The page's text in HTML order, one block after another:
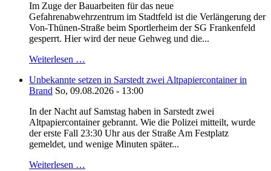
Im Zuge der Bauarbeiten für das neue
Gefahrenabwehrzentrum im Stadtfeld ist die Verlängerung der
Von-Thünen-Straße beim Sportlerheim der SG Frankenfeld
gesperrt. Hier wird der neue Gehweg und die...
Weiterlesen …
Unbekannte setzen in Sarstedt zwei Altpapiercontainer in
Brand So, 09.08.2026 - 13:00
In der Nacht auf Samstag haben in Sarstedt zwei
Altpapiercontainer gebrannt. Wie die Polizei mitteilt, wurde
der erste Fall 23:30 Uhr aus der Straße Am Festplatz
gemeldet, und wenige Minuten später...
Weiterlesen …